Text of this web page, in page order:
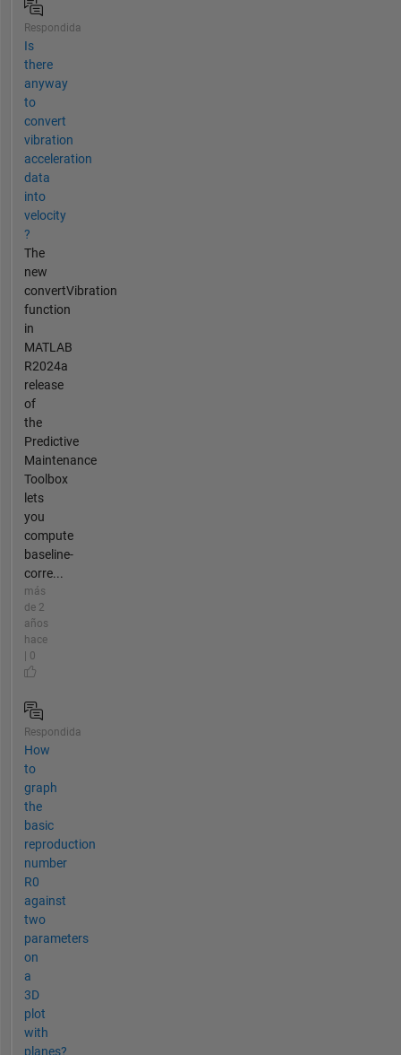
Respondida
Is
there
anyway
to
convert
vibration
acceleration
data
into
velocity
?
The
new
convertVibration
function
in
MATLAB
R2024a
release
of
the
Predictive
Maintenance
Toolbox
lets
you
compute
baseline-
corre...
más
de 2
años
hace
| 0
Respondida
How
to
graph
the
basic
reproduction
number
R0
against
two
parameters
on
a
3D
plot
with
planes?